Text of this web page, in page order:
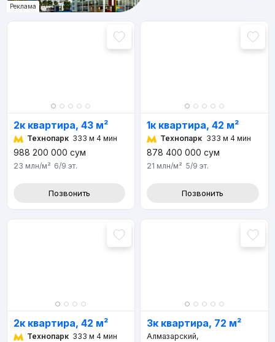
Реклама
2к квартира, 43 м²
Технопарк 333 м 4 мин
988 200 000 сум
23 млн/м² 6/9 эт.
Позвонить
1к квартира, 42 м²
Технопарк 333 м 4 мин
878 400 000 сум
21 млн/м² 5/9 эт.
Позвонить
2к квартира, 42 м²
Технопарк 333 м 4 мин
3к квартира, 72 м²
Алмазарский,